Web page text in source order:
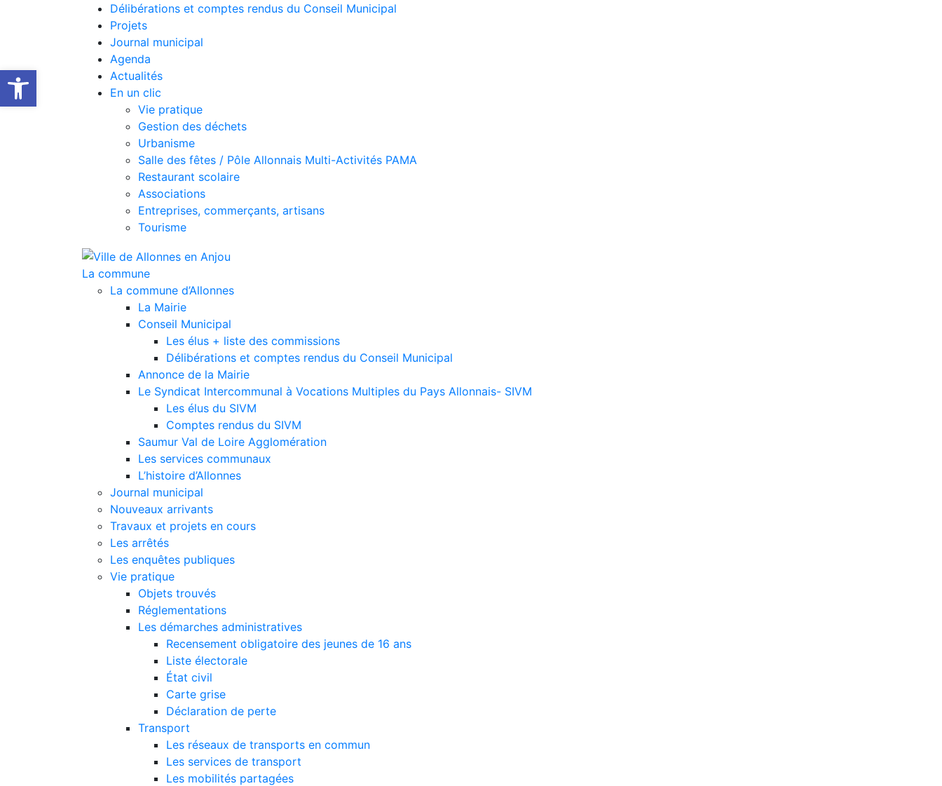
Délibérations et comptes rendus du Conseil Municipal
Projets
Journal municipal
Agenda
Actualités
En un clic
Vie pratique
Gestion des déchets
Urbanisme
Salle des fêtes / Pôle Allonnais Multi-Activités PAMA
Restaurant scolaire
Associations
Entreprises, commerçants, artisans
Tourisme
La commune
La commune d’Allonnes
La Mairie
Conseil Municipal
Les élus + liste des commissions
Délibérations et comptes rendus du Conseil Municipal
Annonce de la Mairie
Le Syndicat Intercommunal à Vocations Multiples du Pays Allonnais- SIVM
Les élus du SIVM
Comptes rendus du SIVM
Saumur Val de Loire Agglomération
Les services communaux
L’histoire d’Allonnes
Journal municipal
Nouveaux arrivants
Travaux et projets en cours
Les arrêtés
Les enquêtes publiques
Vie pratique
Objets trouvés
Réglementations
Les démarches administratives
Recensement obligatoire des jeunes de 16 ans
Liste électorale
État civil
Carte grise
Déclaration de perte
Transport
Les réseaux de transports en commun
Les services de transport
Les mobilités partagées
Ouvrir la barre d’outils